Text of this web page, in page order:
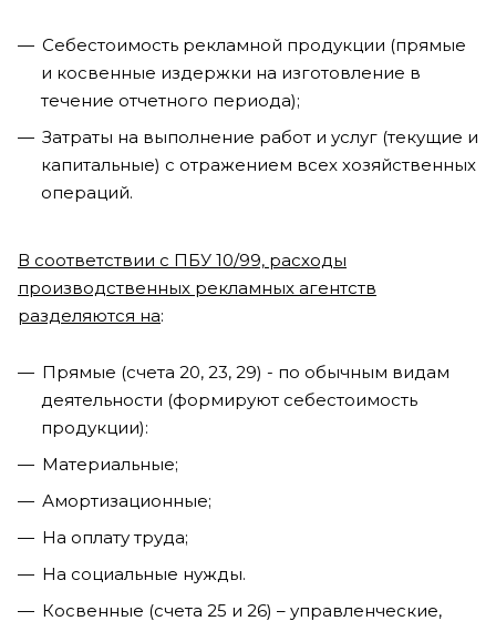
Себестоимость рекламной продукции (прямые
и косвенные издержки на изготовление в
течение отчетного периода);
Затраты на выполнение работ и услуг (текущие и
капитальные) с отражением всех хозяйственных
операций.
В соответствии с ПБУ 10/99, расходы
производственных рекламных агентств
разделяются на:
Прямые (счета 20, 23, 29) - по обычным видам
деятельности (формируют себестоимость
продукции):
Материальные;
Амортизационные;
На оплату труда;
На социальные нужды.
Косвенные (счета 25 и 26) – управленческие,